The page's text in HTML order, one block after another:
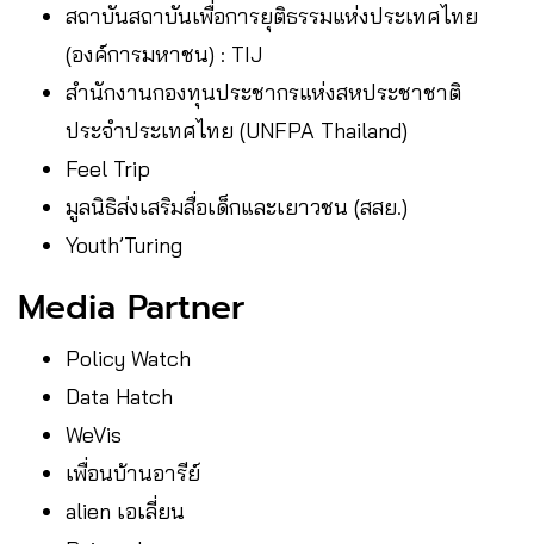
สถาบันสถาบันเพื่อการยุติธรรมแห่งประเทศไทย
(องค์การมหาชน) : TIJ
สำนักงานกองทุนประชากรแห่งสหประชาชาติ
ประจำประเทศไทย (UNFPA Thailand)
Feel Trip
มูลนิธิส่งเสริมสื่อเด็กและเยาวชน (สสย.)
Youth’Turing
Media Partner
Policy Watch
Data Hatch
WeVis
เพื่อนบ้านอารีย์
alien เอเลี่ยน